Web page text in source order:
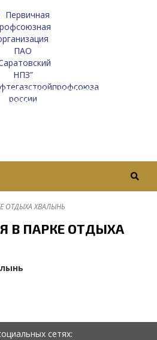
организация
НПЗ”
ОТДЫХА ХВАЛЫНЬ
В ПАРКЕ ОТДЫХА
сетях: